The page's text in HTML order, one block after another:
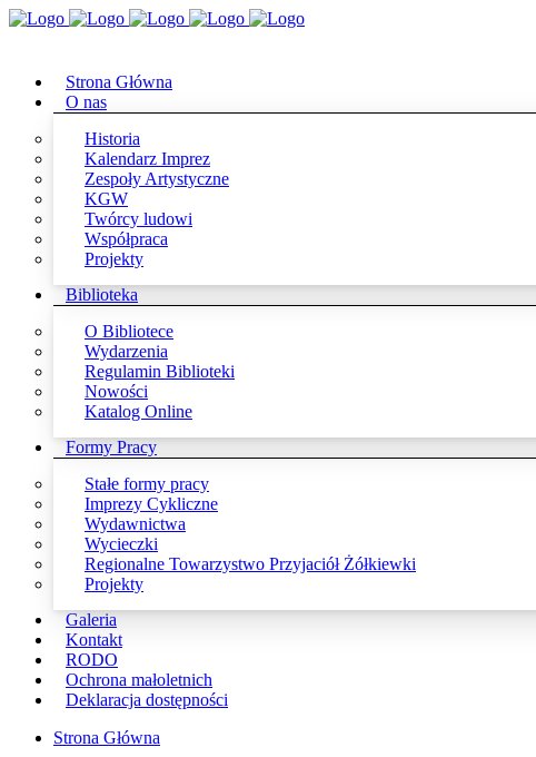
Strona Główna
O nas
Historia
Kalendarz Imprez
Zespoły Artystyczne
KGW
Twórcy ludowi
Współpraca
Projekty
Biblioteka
O Bibliotece
Wydarzenia
Regulamin Biblioteki
Nowości
Katalog Online
Formy Pracy
Stałe formy pracy
Imprezy Cykliczne
Wydawnictwa
Wycieczki
Regionalne Towarzystwo Przyjaciół Żółkiewki
Projekty
Galeria
Kontakt
RODO
Ochrona małoletnich
Deklaracja dostępności
Strona Główna